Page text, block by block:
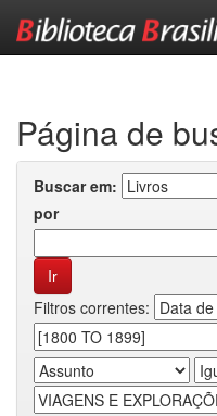
Página de
Buscar em:
por
Filtros correntes: